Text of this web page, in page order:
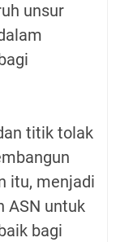
unsur
titik tolak
itu, menjadi
ASN untuk
bagi